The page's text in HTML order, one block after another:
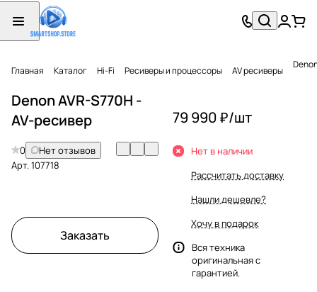
Главная Каталог Hi-Fi Ресиверы и процессоры AV ресиверы
Denon AVR-S770H -
AV-ресивер
0
Нет отзывов
Арт.107718
Заказать
79 990 ₽/шт
Нет в наличии
Рассчитать доставку
Нашли дешевле?
Хочу в подарок
Вся техника
оригинальная с
гарантией.